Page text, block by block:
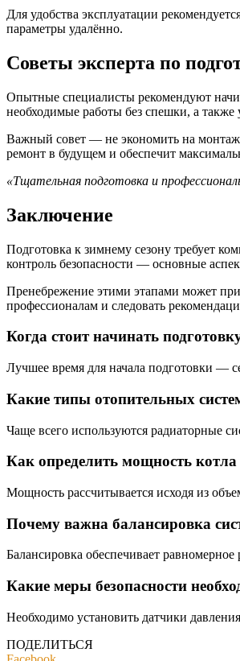
Для удобства эксплуатации
параметры удалённо.
Советы эксперта по
Опытные специалисты рекомендуют
необходимые работы без спешки, а
Важный совет — не экономить на
ремонт в будущем и обеспечит
«Тщательная подготовка и
Заключение
Подготовка к зимнему сезону требует
контроль безопасности — основные
Пренебрежение этими этапами может
профессионалам и следовать
Когда стоит начинать
Лучшее время для начала подготовки —
Какие типы отопительных
Чаще всего используются радиаторные
Как определить мощность
Мощность рассчитывается исходя из
Почему важна балансировка
Балансировка обеспечивает
Какие меры безопасности
Необходимо установить датчики
ПОДЕЛИТЬСЯ